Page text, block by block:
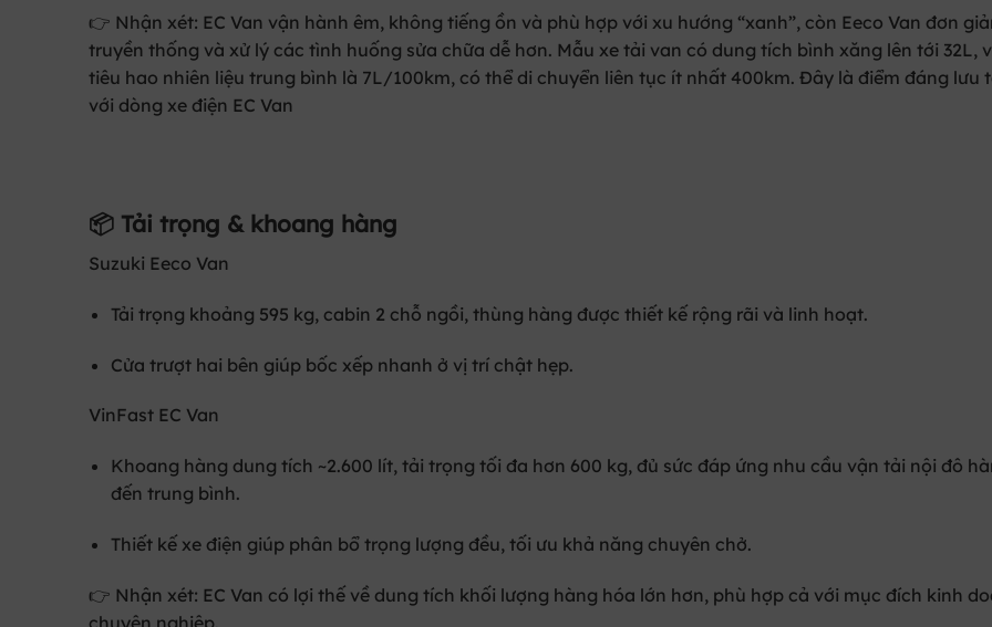
👉 Nhận xét: EC Van vận hành êm, không tiếng ồn và phù hợp với xu hướng “xanh”, còn Eeco Van đơn
truyền thống và xử lý các tình huống sửa chữa dễ hơn. Mẫu xe tải van có dung tích bình xăng lên tới 32L,
tiêu hao nhiên liệu trung bình là 7L/100km, có thể di chuyển liên tục ít nhất 400km. Đây là điểm đáng lưu
với dòng xe điện EC Van
📦 Tải trọng & khoang hàng
Suzuki Eeco Van
Tải trọng khoảng 595 kg, cabin 2 chỗ ngồi, thùng hàng được thiết kế rộng rãi và linh hoạt.
Cửa trượt hai bên giúp bốc xếp nhanh ở vị trí chật hẹp.
VinFast EC Van
Khoang hàng dung tích ~2.600 lít, tải trọng tối đa hơn 600 kg, đủ sức đáp ứng nhu cầu vận tải nội đô
đến trung bình.
Thiết kế xe điện giúp phân bổ trọng lượng đều, tối ưu khả năng chuyên chở.
👉 Nhận xét: EC Van có lợi thế về dung tích khối lượng hàng hóa lớn hơn, phù hợp cả với mục đích kinh
chuyên nghiệp.